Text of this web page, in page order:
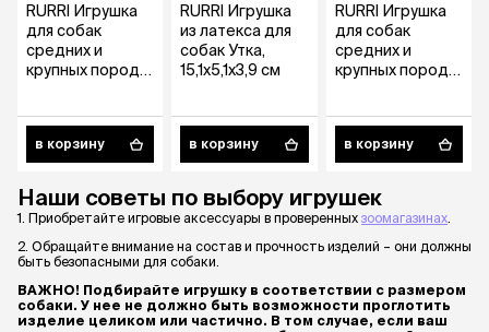
RURRI Игрушка
для собак
средних и
крупных пород
ассортименте
в корзину
RURRI Игрушка
из латекса для
собак Утка,
15,1х5,1х3,9 см
в корзину
RURRI Игрушка
для собак
средних и
крупных пород
ассортименте
в корзину
Наши советы по выбору игрушек
1. Приобретайте игровые аксессуары в проверенных зоомагазинах
2. Обращайте внимание на состав и прочность изделий – они должны
быть безопасными для собаки.
ВАЖНО! Подбирайте игрушку в соответствии с размером
собаки. У нее не должно быть возможности проглотить
изделие целиком или частично. В том случае, если ваш